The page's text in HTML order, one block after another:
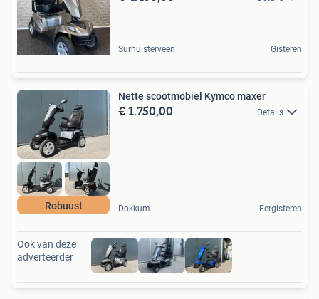
Surhuisterveen Gisteren
Robuust
Nette scootmobiel Kymco maxer
€ 1.750,00 Details
Dokkum Eergisteren
Ook van deze
adverteerder